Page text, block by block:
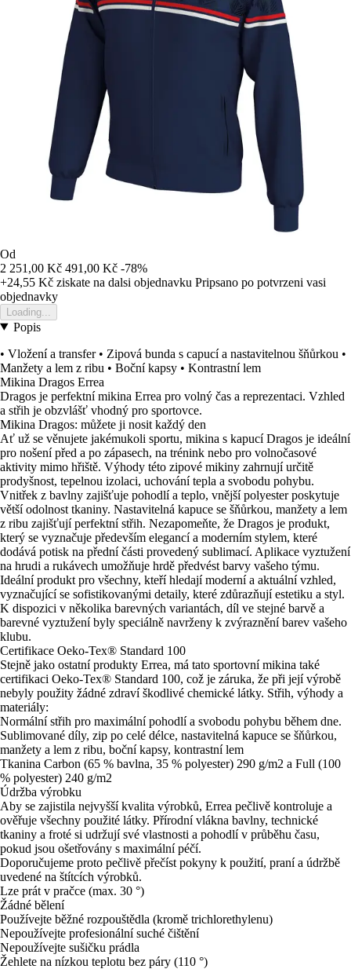
Od
2 251,00 Kč 491,00 Kč -78%
+24,55 Kč ziskate na dalsi objednavku Pripsano po potvrzeni vasi
objednavky
Loading...
Popis
• Vložení a transfer • Zipová bunda s capucí a nastavitelnou šňůrkou •
Manžety a lem z ribu • Boční kapsy • Kontrastní lem
Mikina Dragos Errea
Dragos je perfektní mikina Errea pro volný čas a reprezentaci. Vzhled
a střih je obzvlášť vhodný pro sportovce.
Mikina Dragos: můžete ji nosit každý den
Ať už se věnujete jakémukoli sportu, mikina s kapucí Dragos je ideální
pro nošení před a po zápasech, na trénink nebo pro volnočasové
aktivity mimo hřiště. Výhody této zipové mikiny zahrnují určitě
prodyšnost, tepelnou izolaci, uchování tepla a svobodu pohybu.
Vnitřek z bavlny zajišťuje pohodlí a teplo, vnější polyester poskytuje
větší odolnost tkaniny. Nastavitelná kapuce se šňůrkou, manžety a lem
z ribu zajišťují perfektní střih. Nezapomeňte, že Dragos je produkt,
který se vyznačuje především elegancí a moderním stylem, které
dodává potisk na přední části provedený sublimací. Aplikace vyztužení
na hrudi a rukávech umožňuje hrdě předvést barvy vašeho týmu.
Ideální produkt pro všechny, kteří hledají moderní a aktuální vzhled,
vyznačující se sofistikovanými detaily, které zdůrazňují estetiku a styl.
K dispozici v několika barevných variantách, díl ve stejné barvě a
barevné vyztužení byly speciálně navrženy k zvýraznění barev vašeho
klubu.
Certifikace Oeko-Tex® Standard 100
Stejně jako ostatní produkty Errea, má tato sportovní mikina také
certifikaci Oeko-Tex® Standard 100, což je záruka, že při její výrobě
nebyly použity žádné zdraví škodlivé chemické látky. Střih, výhody a
materiály:
Normální střih pro maximální pohodlí a svobodu pohybu během dne.
Sublimované díly, zip po celé délce, nastavitelná kapuce se šňůrkou,
manžety a lem z ribu, boční kapsy, kontrastní lem
Tkanina Carbon (65 % bavlna, 35 % polyester) 290 g/m2 a Full (100
% polyester) 240 g/m2
Údržba výrobku
Aby se zajistila nejvyšší kvalita výrobků, Errea pečlivě kontroluje a
ověřuje všechny použité látky. Přírodní vlákna bavlny, technické
tkaniny a froté si udržují své vlastnosti a pohodlí v průběhu času,
pokud jsou ošetřovány s maximální péčí.
Doporučujeme proto pečlivě přečíst pokyny k použití, praní a údržbě
uvedené na štítcích výrobků.
Lze prát v pračce (max. 30 °)
Žádné bělení
Používejte běžné rozpouštědla (kromě trichlorethylenu)
Nepoužívejte profesionální suché čištění
Nepoužívejte sušičku prádla
Žehlete na nízkou teplotu bez páry (110 °)